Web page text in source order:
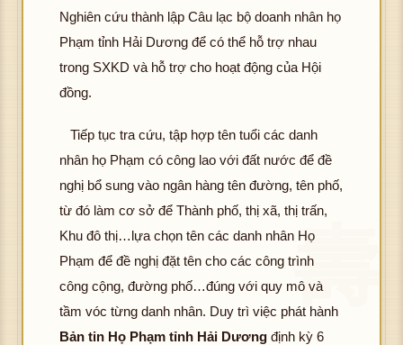
Nghiên cứu thành lập Câu lạc bộ doanh nhân họ
Phạm tỉnh Hải Dương để có thể hỗ trợ nhau
trong SXKD và hỗ trợ cho hoạt động của Hội
đồng.
Tiếp tục tra cứu, tập hợp tên tuổi các danh
nhân họ Phạm có công lao với đất nước để đề
nghị bổ sung vào ngân hàng tên đường, tên phố,
từ đó làm cơ sở để Thành phố, thị xã, thị trấn,
Khu đô thị…lựa chọn tên các danh nhân Họ
Phạm để đề nghị đặt tên cho các công trình
công cộng, đường phố…đúng với quy mô và
tầm vóc từng danh nhân. Duy trì việc phát hành
Bản tin Họ Phạm tỉnh Hải Dương định kỳ 6